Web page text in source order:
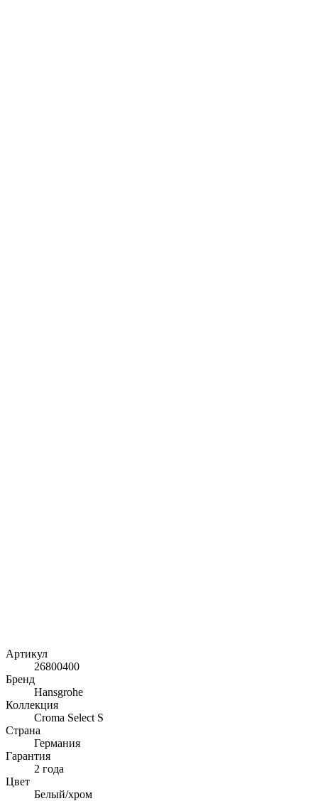
Артикул
26800400
Бренд
Hansgrohe
Коллекция
Croma Select S
Страна
Германия
Гарантия
2 года
Цвет
Белый/хром